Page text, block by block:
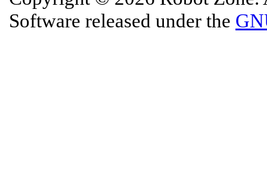
Software released under the